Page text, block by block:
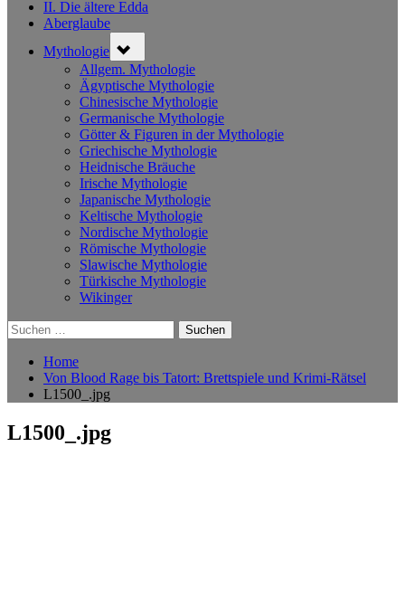
II. Die ältere Edda
Aberglaube
Mythologie sub-
menu
Allgem. Mythologie
Ägyptische Mythologie
Chinesische Mythologie
Germanische Mythologie
Götter & Figuren in der Mythologie
Griechische Mythologie
Heidnische Bräuche
Irische Mythologie
Japanische Mythologie
Keltische Mythologie
Nordische Mythologie
Römische Mythologie
Slawische Mythologie
Türkische Mythologie
Wikinger
Suchen
nach:
Home
Von Blood Rage bis Tatort: Brettspiele und Krimi-Rätsel
L1500_.jpg
L1500_.jpg